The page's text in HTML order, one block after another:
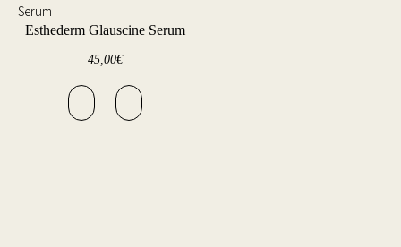
Esthederm Glauscine Serum
45,00€